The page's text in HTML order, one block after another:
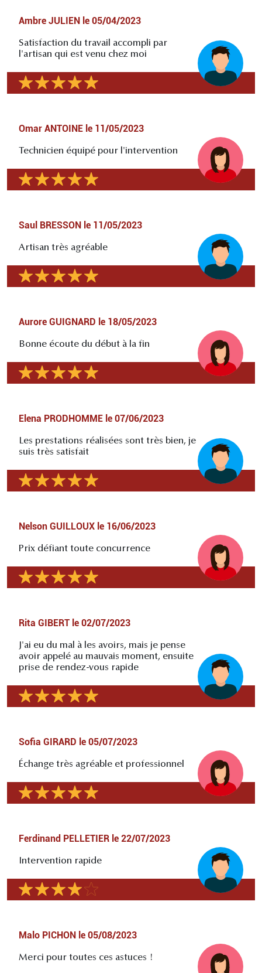
Ambre JULIEN le 05/04/2023
Satisfaction du travail accompli par
l'artisan qui est venu chez moi
Omar ANTOINE le 11/05/2023
Technicien équipé pour l'intervention
Saul BRESSON le 11/05/2023
Artisan très agréable
Aurore GUIGNARD le 18/05/2023
Bonne écoute du début à la fin
Elena PRODHOMME le 07/06/2023
Les prestations réalisées sont très bien, je
suis très satisfait
Nelson GUILLOUX le 16/06/2023
Prix défiant toute concurrence
Rita GIBERT le 02/07/2023
J'ai eu du mal à les avoirs, mais je pense
avoir appelé au mauvais moment, ensuite
prise de rendez-vous rapide
Sofia GIRARD le 05/07/2023
Échange très agréable et professionnel
Ferdinand PELLETIER le 22/07/2023
Intervention rapide
Malo PICHON le 05/08/2023
Merci pour toutes ces astuces !